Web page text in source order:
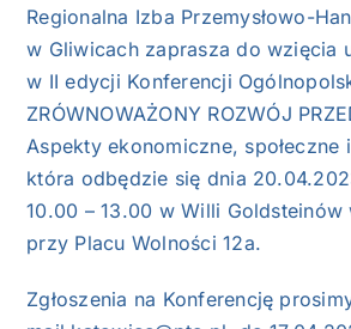
Regionalna Izba Przemysłowo-
w Gliwicach zaprasza do wzięcia
w II edycji Konferencji
ZRÓWNOWAŻONY ROZWÓJ
Aspekty ekonomiczne, społeczne
która odbędzie się dnia
10.00 – 13.00 w Willi Goldsteinów
przy Placu Wolności 12a.
Zgłoszenia na Konferencję